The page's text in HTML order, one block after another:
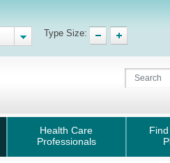
Type Size:
Health Care
Professionals